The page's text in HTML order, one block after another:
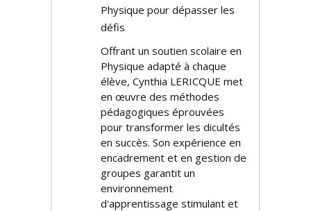
Physique pour dépasser les
défis
Offrant un soutien scolaire en
Physique adapté à chaque
élève, Cynthia LERICQUE met
en œuvre des méthodes
pédagogiques éprouvées
pour transformer les difficultés
en succès. Son expérience en
encadrement et en gestion de
groupes garantit un
environnement
d'apprentissage stimulant et